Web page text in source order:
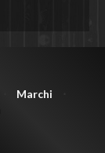
Marchi